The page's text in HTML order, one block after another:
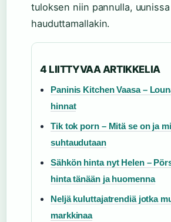
tuloksen niin pannulla,
hauduttamallakin.
4 LIITTYVAA ARTIKKELIA
Paninis Kitchen Vaasa –
hinnat
Tik tok porn – Mitä se on ja
suhtaudutaan
Sähkön hinta nyt Helen –
hinta tänään ja huomenna
Neljä kuluttajatrendiä jotka
markkinaa